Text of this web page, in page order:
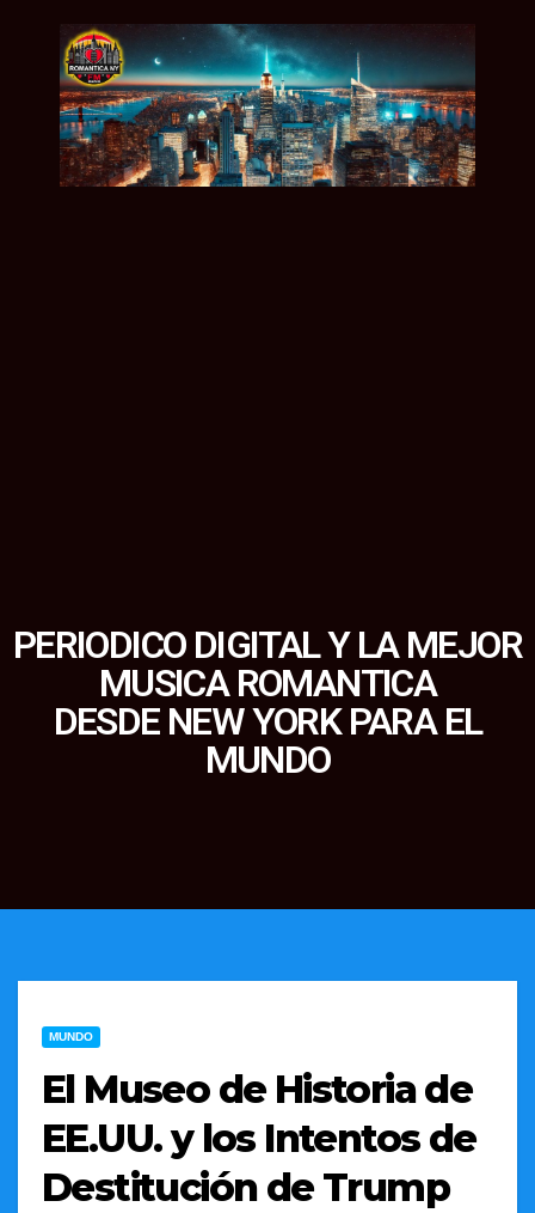
PERIODICO DIGITAL Y LA MEJOR
MUSICA ROMANTICA
DESDE NEW YORK PARA EL
MUNDO
MUNDO
El Museo de Historia de
EE.UU. y los Intentos de
Destitución de Trump